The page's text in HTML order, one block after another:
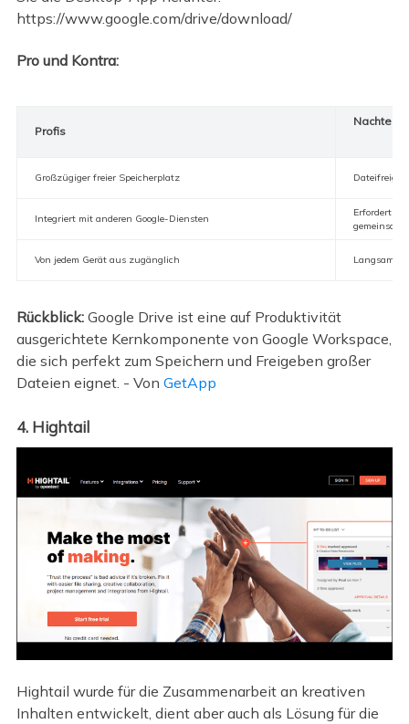
https://www.google.com/drive/download/
Pro und Kontra:
Profis
Nachteile
Großzügiger freier Speicherplatz
Integriert mit anderen Google-Diensten
Erfordert
Von jedem Gerät aus zugänglich Langsam
Rückblick:Google Drive ist eine auf Produktivität
ausgerichtete Kernkomponente von Google Workspace,
die sich perfekt zum Speichern und Freigeben großer
Dateien eignet. - Von GetApp
4. Hightail
Hightail wurde für die Zusammenarbeit an kreativen
Inhalten entwickelt, dient aber auch als Lösung für die